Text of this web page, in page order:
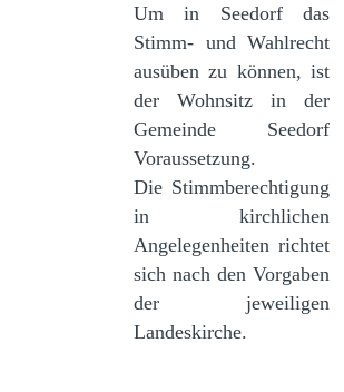
Um in Seedorf das
Stimm- und Wahlrecht
ausüben zu können, ist
der Wohnsitz in der
Gemeinde Seedorf
Voraussetzung.
Die Stimmberechtigung
in kirchlichen
Angelegenheiten richtet
sich nach den Vorgaben
der jeweiligen
Landeskirche.